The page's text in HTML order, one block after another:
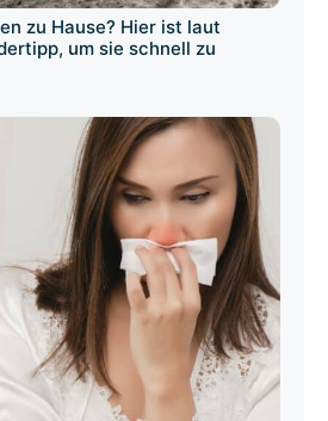
zu Hause? Hier ist laut
um sie schnell zu